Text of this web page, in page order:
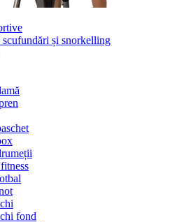
și snorkelling
fond